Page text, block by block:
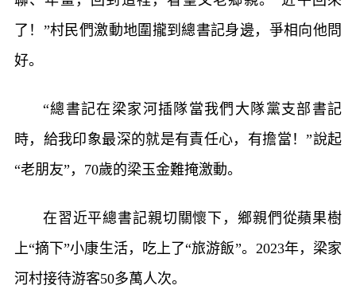
了！”村民們激動地圍攏到總書記身邊，爭相向他問
好。
“總書記在梁家河插隊當我們大隊黨支部書記
時，給我印象最深的就是有責任心，有擔當！”說起
“老朋友”，70歲的梁玉金難掩激動。
在習近平總書記親切關懷下，鄉親們從蘋果樹
上“摘下”小康生活，吃上了“旅游飯”。2023年，梁家
河村接待游客50多萬人次。